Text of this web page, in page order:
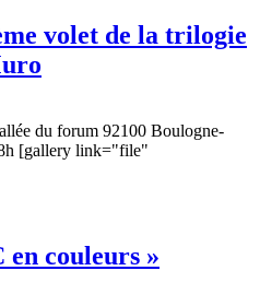
volet de la trilogie
du forum 92100 Boulogne-
[gallery link="file"
couleurs »